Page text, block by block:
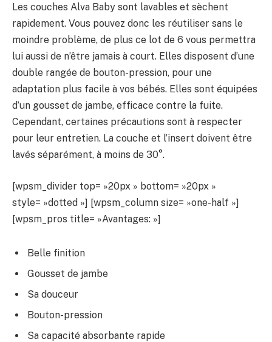
Les couches Alva Baby sont lavables et sèchent
rapidement. Vous pouvez donc les réutiliser sans le
moindre problème, de plus ce lot de 6 vous permettra
lui aussi de n’être jamais à court. Elles disposent d’une
double rangée de bouton-pression, pour une
adaptation plus facile à vos bébés. Elles sont équipées
d’un gousset de jambe, efficace contre la fuite.
Cependant, certaines précautions sont à respecter
pour leur entretien. La couche et l’insert doivent être
lavés séparément, à moins de 30°.
[wpsm_divider top= »20px » bottom= »20px »
style= »dotted »] [wpsm_column size= »one-half »]
[wpsm_pros title= »Avantages: »]
Belle finition
Gousset de jambe
Sa douceur
Bouton-pression
Sa capacité absorbante rapide